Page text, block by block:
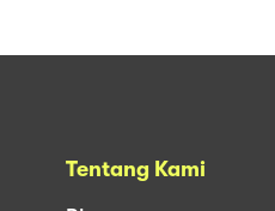
Tentang Kami